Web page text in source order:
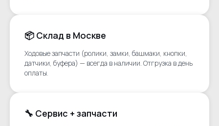
📦 Склад в Москве
Ходовые запчасти (ролики, замки, башмаки, кнопки,
датчики, буфера) — всегда в наличии. Отгрузка в день
оплаты.
🔧 Сервис + запчасти